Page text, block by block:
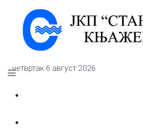
четвртак 6 август 2026